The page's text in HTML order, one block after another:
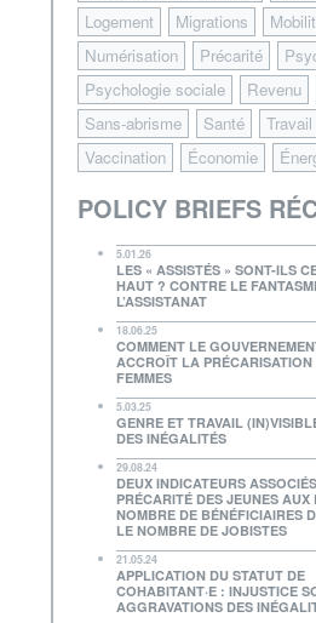
Logement
Migrations
Numérisation
Précarité
Psychologie sociale
Revenu
Sans-abrisme
Santé
Travail
Vaccination
Économie
POLICY BRIEFS
5.01.26
LES « ASSISTÉS » SONT-ILS
HAUT ? CONTRE LE
L’ASSISTANAT
18.06.25
COMMENT LE
ACCROÎT LA PRÉCARISATION
FEMMES
5.03.25
GENRE ET TRAVAIL
DES INÉGALITÉS
29.08.24
DEUX INDICATEURS
PRÉCARITÉ DES JEUNES AUX
NOMBRE DE BÉNÉFICIAIRES
LE NOMBRE DE JOBISTES
21.05.24
APPLICATION DU STATUT DE
COHABITANT·E : INJUSTICE
AGGRAVATIONS DES